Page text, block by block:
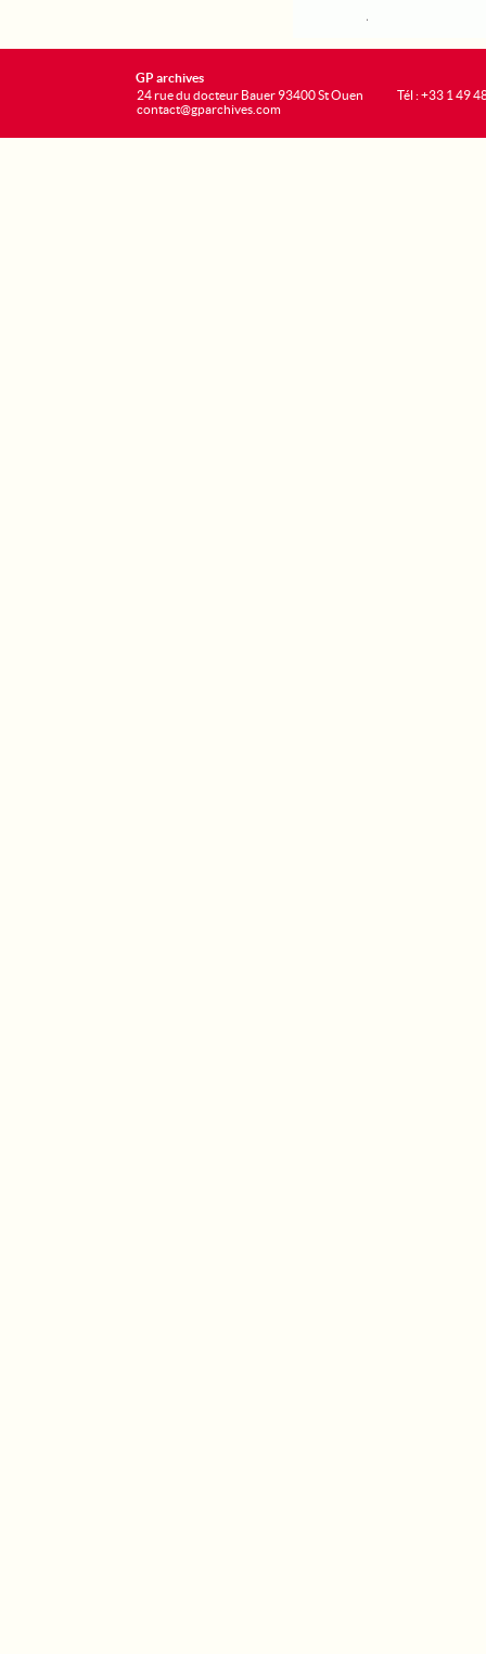
GP archives
24 rue du docteur Bauer 93400 St Ouen
contact@gparchives.com
Tél : +33 1 49